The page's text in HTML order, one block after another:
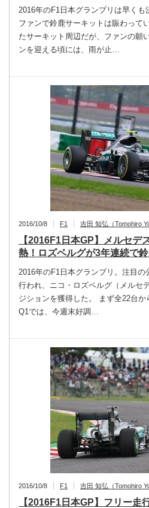
2016年のF1日本グランプリは早く
ファンで鈴鹿サーキットは賑わって
たサーキット周辺だが、ファンの願
ンを迎える頃には、雨が止…
2016/10/8 F1 吉田 知弘（Tomohiro
【2016F1日本GP】メルセデ
熱！ロズベルグが3年連続で
2016年のF1日本グランプリ。注目
行われ、ニコ・ロズベルグ（メルセ
ジションを獲得した。 まず全22台
Q1では、今週末好調…
2016/10/8 F1 吉田 知弘（Tomohiro
【2016F1日本GP】フリー走